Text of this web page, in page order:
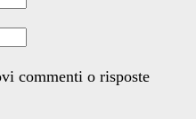
commenti o risposte